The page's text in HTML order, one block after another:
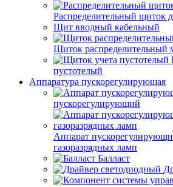
Распределительный щиток
Щит вводный кабельный
Щиток распределительный
пустотелый
Аппаратура пускорегулирующая
пускорегулирующий
Аппарат
газоразрядных ламп
Балласт